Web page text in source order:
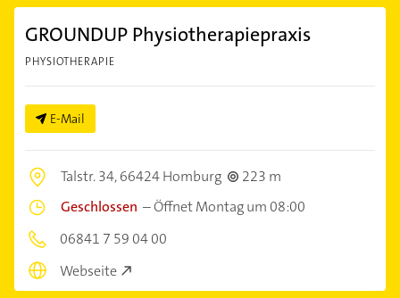
GROUNDUP Physiotherapiepraxis
PHYSIOTHERAPIE
E-Mail
Talstr. 34,66424 Homburg
223 m
Geschlossen –Öffnet Montag um 08:00
06841 7 59 04 00
Webseite